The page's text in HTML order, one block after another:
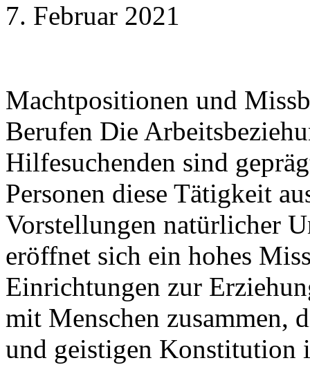
7. Februar 2021
Machtpositionen und
Berufen Die
Hilfesuchenden sind
Personen diese Tätigkeit
Vorstellungen natürlicher
eröffnet sich ein hohes
Einrichtungen zur
mit Menschen zusammen,
und geistigen Konstitution